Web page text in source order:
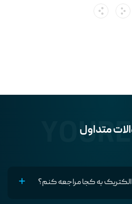
متداول
الکتریک به کجا مراجعه کنم؟